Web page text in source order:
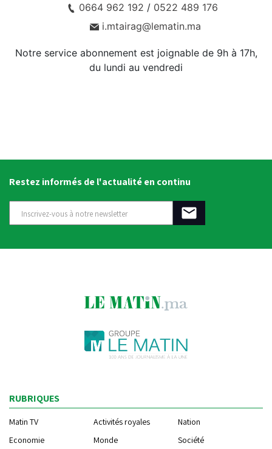
0664 962 192 / 0522 489 176
i.mtairag@lematin.ma
Notre service abonnement est joignable de 9h à 17h,
du lundi au vendredi
Restez informés de l'actualité en continu
RUBRIQUES
Matin TV Activités royales
Nation
Economie
Monde
Société